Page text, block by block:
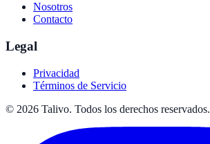
Nosotros
Contacto
Legal
Privacidad
Términos de Servicio
© 2026 Talivo. Todos los derechos reservados.